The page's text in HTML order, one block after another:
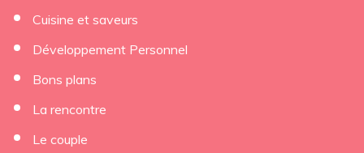
Cuisine et saveurs
Développement Personnel
Bons plans
La rencontre
Le couple